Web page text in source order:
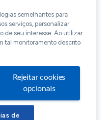
semelhantes para
serviços, personalizar
de seu interesse. Ao utilizar
tal monitoramento descrito
Rejeitar cookies
opcionais
de